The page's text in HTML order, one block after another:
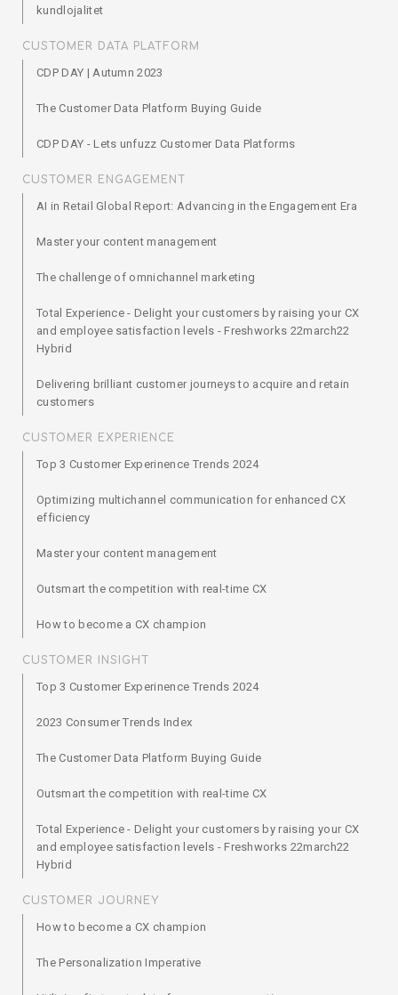
kundlojalitet
CUSTOMER DATA PLATFORM
CDP DAY | Autumn 2023
The Customer Data Platform Buying Guide
CDP DAY - Lets unfuzz Customer Data Platforms
CUSTOMER ENGAGEMENT
AI in Retail Global Report: Advancing in the Engagement Era
Master your content management
The challenge of omnichannel marketing
Total Experience - Delight your customers by raising your CX
and employee satisfaction levels - Freshworks 22march22
Hybrid
Delivering brilliant customer journeys to acquire and retain
customers
CUSTOMER EXPERIENCE
Top 3 Customer Experinence Trends 2024
Optimizing multichannel communication for enhanced CX
efficiency
Master your content management
Outsmart the competition with real-time CX
How to become a CX champion
CUSTOMER INSIGHT
Top 3 Customer Experinence Trends 2024
2023 Consumer Trends Index
The Customer Data Platform Buying Guide
Outsmart the competition with real-time CX
Total Experience - Delight your customers by raising your CX
and employee satisfaction levels - Freshworks 22march22
Hybrid
CUSTOMER JOURNEY
How to become a CX champion
The Personalization Imperative